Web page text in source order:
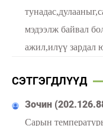
мэдээлж байвал
ажил,илүү зардал
СЭТГЭГДЛҮҮД
Зочин
Сарын